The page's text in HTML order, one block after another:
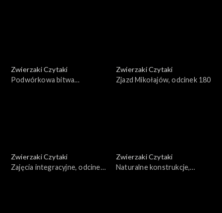
Zwierzaki Czytaki
Podwórkowa bitwa
Zwierzaki Czytaki
Zjazd Mikołajów, odcinek 180
Zwierzaki Czytaki
Zajęcia integracyjne, odcinek
Zwierzaki Czytaki
Naturalne konstrukcje,